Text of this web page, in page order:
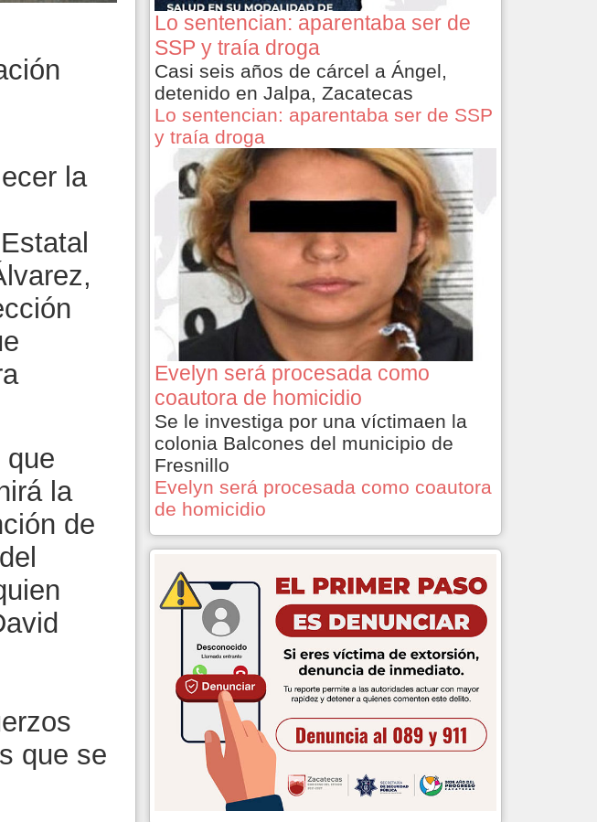
la
que
la
de
que se
Lo sentencian: aparentaba ser de
SSP y traía droga
Casi seis años de cárcel a Ángel,
detenido en Jalpa, Zacatecas
Lo sentencian: aparentaba ser de SSP
y traía droga
Evelyn será procesada como
coautora de homicidio
Se le investiga por una víctimaen la
colonia Balcones del municipio de
Fresnillo
Evelyn será procesada como coautora
de homicidio